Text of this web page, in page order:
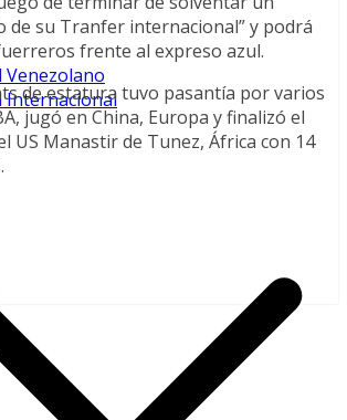
Venezolano
Internacional
de su Tranfer internacional” y podrá
frente al expreso azul.
de estatura tuvo pasantía por varios
jugó en China, Europa y finalizó el
US Manastir de Tunez, África con 14